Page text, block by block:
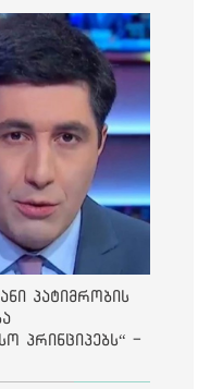
პატიმრობის
პრინციპებს“ -